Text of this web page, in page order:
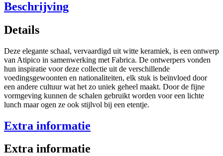
Beschrijving
Details
Deze elegante schaal, vervaardigd uit witte keramiek, is een ontwerp
van Atipico in samenwerking met Fabrica. De ontwerpers vonden
hun inspiratie voor deze collectie uit de verschillende
voedingsgewoonten en nationaliteiten, elk stuk is beïnvloed door
een andere cultuur wat het zo uniek geheel maakt. Door de fijne
vormgeving kunnen de schalen gebruikt worden voor een lichte
lunch maar ogen ze ook stijlvol bij een etentje.
Extra informatie
Extra informatie